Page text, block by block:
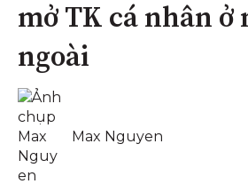
mở TK cá nhân ở
ngoài
Max Nguyen